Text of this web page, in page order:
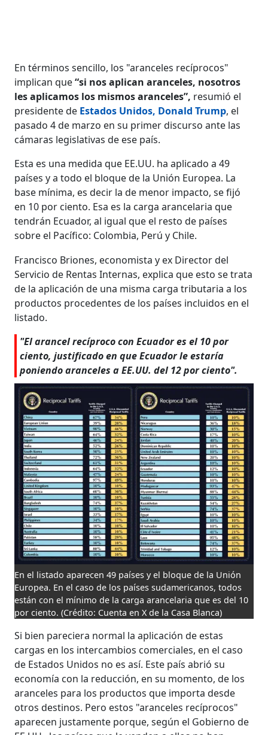
En términos sencillo, los "aranceles recíprocos"
implican que“si nos aplican aranceles, nosotros
les aplicamos los mismos aranceles”, resumió el
presidente de Estados Unidos, Donald Trump, el
pasado 4 de marzo en su primer discurso ante las
cámaras legislativas de ese país.
Esta es una medida que EE.UU. ha aplicado a 49
países y a todo el bloque de la Unión Europea. La
base mínima, es decir la de menor impacto, se fijó
en 10 por ciento. Esa es la carga arancelaria que
tendrán Ecuador, al igual que el resto de países
sobre el Pacífico: Colombia, Perú y Chile.
Francisco Briones, economista y ex Director del
Servicio de Rentas Internas, explica que esto se trata
de la aplicación de una misma carga tributaria a los
productos procedentes de los países incluidos en el
listado.
"El arancel recíproco con Ecuador es el 10 por
ciento, justificado en que Ecuador le estaría
poniendo aranceles a EE.UU. del 12 por ciento".
En el listado aparecen 49 países y el bloque de la Unión
Europea. En el caso de los países sudamericanos, todos
están con el mínimo de la carga arancelaria que es del 10
por ciento. (Crédito: Cuenta en X de la Casa Blanca)
Si bien pareciera normal la aplicación de estas
cargas en los intercambios comerciales, en el caso
de Estados Unidos no es así. Este país abrió su
economía con la reducción, en su momento, de los
aranceles para los productos que importa desde
otros destinos. Pero estos "aranceles recíprocos"
aparecen justamente porque, según el Gobierno de